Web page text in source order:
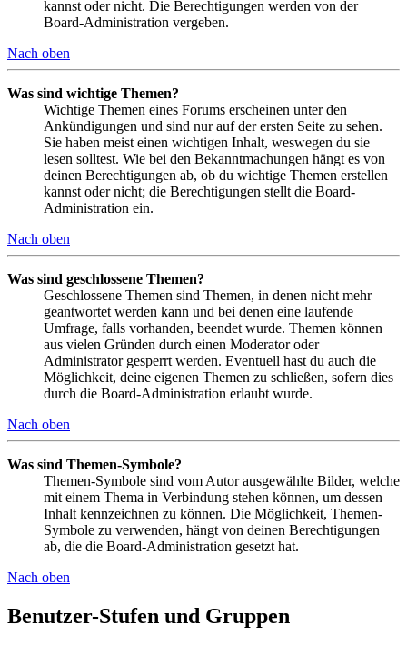
kannst oder nicht. Die Berechtigungen werden von der
Board-Administration vergeben.
Nach oben
Was sind wichtige Themen?
Wichtige Themen eines Forums erscheinen unter den
Ankündigungen und sind nur auf der ersten Seite zu sehen.
Sie haben meist einen wichtigen Inhalt, weswegen du sie
lesen solltest. Wie bei den Bekanntmachungen hängt es von
deinen Berechtigungen ab, ob du wichtige Themen erstellen
kannst oder nicht; die Berechtigungen stellt die Board-
Administration ein.
Nach oben
Was sind geschlossene Themen?
Geschlossene Themen sind Themen, in denen nicht mehr
geantwortet werden kann und bei denen eine laufende
Umfrage, falls vorhanden, beendet wurde. Themen können
aus vielen Gründen durch einen Moderator oder
Administrator gesperrt werden. Eventuell hast du auch die
Möglichkeit, deine eigenen Themen zu schließen, sofern dies
durch die Board-Administration erlaubt wurde.
Nach oben
Was sind Themen-Symbole?
Themen-Symbole sind vom Autor ausgewählte Bilder, welche
mit einem Thema in Verbindung stehen können, um dessen
Inhalt kennzeichnen zu können. Die Möglichkeit, Themen-
Symbole zu verwenden, hängt von deinen Berechtigungen
ab, die die Board-Administration gesetzt hat.
Nach oben
Benutzer-Stufen und Gruppen